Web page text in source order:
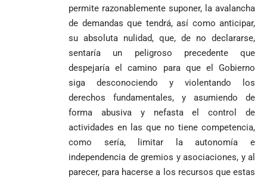
permite razonablemente suponer, la avalancha
de demandas que tendrá, así como anticipar,
su absoluta nulidad, que, de no declararse,
sentaría un peligroso precedente que
despejaría el camino para que el Gobierno
siga desconociendo y violentando los
derechos fundamentales, y asumiendo de
forma abusiva y nefasta el control de
actividades en las que no tiene competencia,
como sería, limitar la autonomía e
independencia de gremios y asociaciones, y al
parecer, para hacerse a los recursos que estas